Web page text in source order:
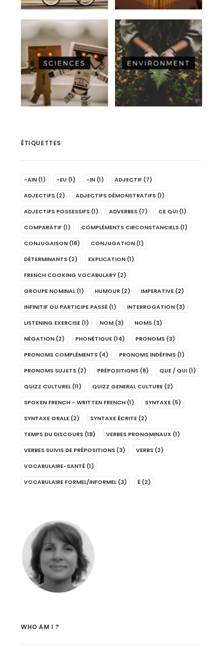
ÉTIQUETTES
-AIN (1) -EU (1) -IN (1) ADJECTIF (7)
ADJECTIFS (2) ADJECTIFS DÉMONSTRATIFS (1)
ADJECTIFS POSSESSIFS (1) ADVERBES (7) CE QUI (1)
COMPARATIF (1) COMPLÉMENTS CIRCONSTANCIELS (1)
CONJUGAISON (18) CONJUGATION (1)
DÉTERMINANTS (2) EXPLICATION (1)
FRENCH COOKING VOCABULARY (2)
GROUPE NOMINAL (1) HUMOUR (2) IMPERATIVE (2)
INFINITIF OU PARTICIPE PASSÉ (1) INTERROGATION (3)
LISTENING EXERCISE (1) NOM (3) NOMS (3)
NÉGATION (2) PHONÉTIQUE (14) PRONOMS (3)
PRONOMS COMPLÉMENTS (4) PRONOMS INDÉFINIS (1)
PRONOMS SUJETS (2) PRÉPOSITIONS (8) QUE / QUI (1)
QUIZZ CULTUREL (11) QUIZZ GENERAL CULTURE (2)
SPOKEN FRENCH - WRITTEN FRENCH (1) SYNTAXE (5)
SYNTAXE ORALE (2) SYNTAXE ÉCRITE (2)
TEMPS DU DISCOURS (18) VERBES PRONOMINAUX (1)
VERBES SUIVIS DE PRÉPOSITIONS (3) VERBS (2)
VOCABULAIRE-SANTÉ (1)
VOCABULAIRE FORMEL/INFORMEL (3) É (2)
WHO AM I ?